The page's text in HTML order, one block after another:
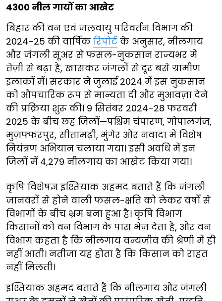
4300 नील गायों का आखेट
बिहार की वन एवं जलवायु परिवर्तन विभाग की
2024–25 की वार्षिक रिपोर्ट के अनुसार, नीलगाय
और जंगली सूअर से फसल-नुकसान राज्यभर में
तेज़ी से बढ़ा है, खासकर जंगलों से दूर बसे ग्रामीण
इलाकों में। सरकार ने जुलाई 2024 में इस नुकसान
को औपचारिक रूप से मान्यता दी और मुआवज़ा देने
की प्रक्रिया शुरू की। 9 सितंबर 2024–28 फरवरी
2025 के बीच छह जिलों—पश्चिम चंपारण, गोपालगंज,
मुज़फ्फरपुर, सीतामढ़ी, मुंगेर और नवादा में विशेष
नियंत्रण अभियान चलाया गया। इसी अवधि में इन
जिलों में 4,279 नीलगाय का आखेट किया गया।
कृषि विशेषज्ञ इश्तियाक अहमद बताते हैं कि जंगली
जानवरों से होने वाली फसल-क्षति को लेकर वर्षों से
विभागों के बीच भ्रम बना हुआ है। कृषि विभाग
किसानों को वन विभाग के पास भेज देता है, और वन
विभाग कहता है कि नीलगाय वन्यजीव की श्रेणी में ही
नहीं आती। नतीजा यह होता है कि किसान को राहत
नहीं मिलती।
इश्तियाक अहमद बताते हैं कि नीलगाय और जंगली